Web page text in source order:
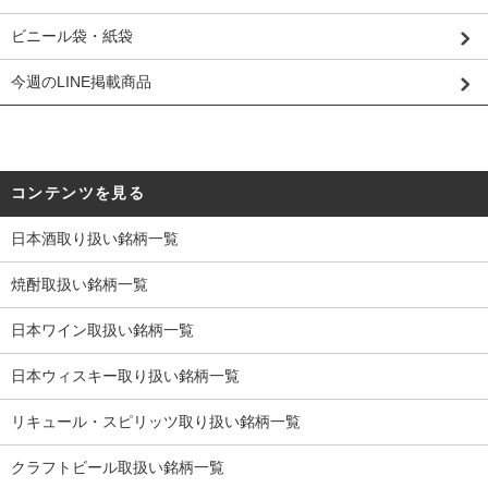
ビニール袋・紙袋
今週のLINE掲載商品
コンテンツを見る
日本酒取り扱い銘柄一覧
焼酎取扱い銘柄一覧
日本ワイン取扱い銘柄一覧
日本ウィスキー取り扱い銘柄一覧
リキュール・スピリッツ取り扱い銘柄一覧
クラフトビール取扱い銘柄一覧